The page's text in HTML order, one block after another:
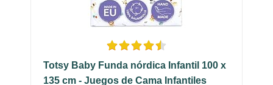
Totsy Baby Funda nórdica Infantil 100 x
135 cm - Juegos de Cama Infantiles